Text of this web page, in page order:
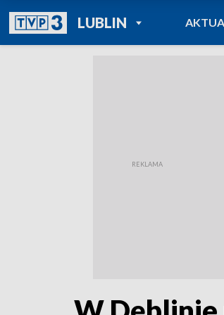
LUBLINPOWRÓT DO
TVP REGIONY